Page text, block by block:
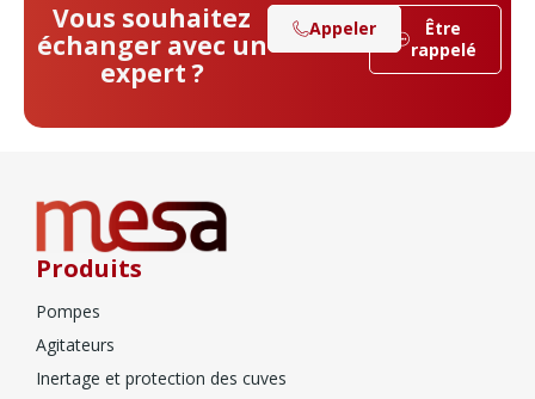
Vous souhaitez
échanger avec un
expert ?
Être
rappelé
Appeler
Produits
Pompes
Agitateurs
Inertage et protection des cuves